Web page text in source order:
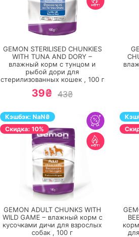
ПЕРЕЙТИ
GEMON STERILISED CHUNKIES
WITH TUNA AND DORY –
влажный корм с тунцом и
рыбой дори для
стерилизованных кошек , 100г
39₴ 43₴
Кэшбэк: NaN₴
Cкидка: 10%
ПЕРЕЙТИ
GEMON ADULT CHUNKS WITH
WILD GAME – влажный корм с
кусочками дичи для взрослых
собак , 100 г